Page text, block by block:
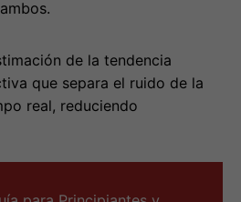
real, reduciendo
para Principiantes y